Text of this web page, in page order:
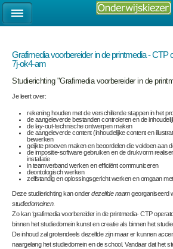
Grafimedia voorbereider in de printmedia - CTP
7j-ok4-am
Studierichting "Grafimedia voorbereider in de
Je leert over:
rekening houden met de verschillende stappen in het
de aangeleverde bestanden controleren en de
de lay-out-technische ontwerpen maken
de aangeleverde content (inhoudelijke content en
bewerken
geijkte proeven maken en beoordelen die voldoen aan
de impositie-software gebruiken en de drukvorm
installatie
in teamverband werken en efficiënt communiceren
deontologisch werken
zelfstandig en oplossingsgericht werken en omgaan
Deze studierichting kan onderdezelfde naamgeorganiseerd
studiedomeinen.
Zo kan ‘grafimedia voorbereider in de printmedia- CTP
binnen het studiedomein kunst en creatie als binnen het
De inhoud zal grotendeels dezelfde zijn maar er kunnen
naargelang het studiedomein en de school. Vandaar dat het